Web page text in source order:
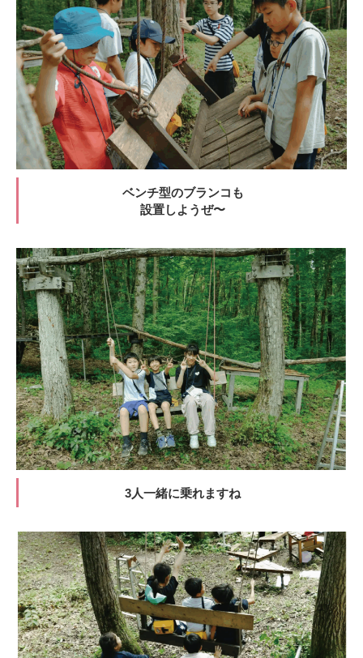
ベンチ型のブランコも
設置しようぜ〜
3人一緒に乗れますね